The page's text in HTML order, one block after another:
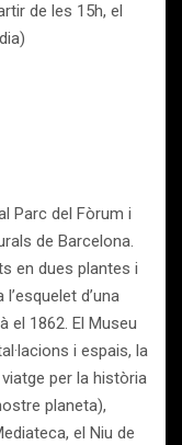
de les 15h, el
Parc del Fòrum i
de Barcelona.
en dues plantes i
d’una
el 1862. El Museu
i espais, la
per la història
planeta),
el Niu de